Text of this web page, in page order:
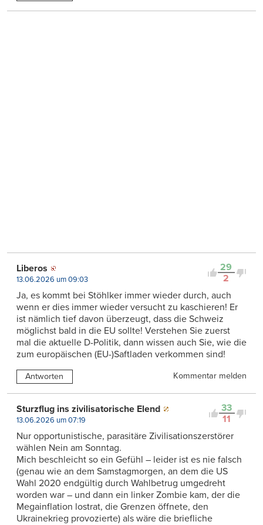
29
2
Liberos
13.06.2026 um 09:03
Ja, es kommt bei Stöhlker immer wieder durch, auch
wenn er dies immer wieder versucht zu kaschieren! Er
ist nämlich tief davon überzeugt, dass die Schweiz
möglichst bald in die EU sollte! Verstehen Sie zuerst
mal die aktuelle D-Politik, dann wissen auch Sie, wie die
zum europäischen (EU-)Saftladen verkommen sind!
Antworten Kommentar melden
33
11
Sturzflug ins zivilisatorische Elend
13.06.2026 um 07:19
Nur opportunistische, parasitäre Zivilisationszerstörer
wählen Nein am Sonntag.
Mich beschleicht so ein Gefühl – leider ist es nie falsch
(genau wie an dem Samstagmorgen, an dem die US
Wahl 2020 endgültig durch Wahlbetrug umgedreht
worden war – und dann ein linker Zombie kam, der die
Megainflation lostrat, die Grenzen öffnete, den
Ukrainekrieg provozierte) als wäre die briefliche